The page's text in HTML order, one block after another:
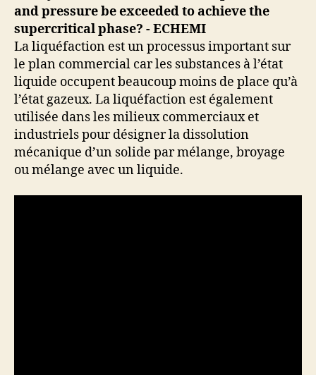
La liquéfaction est un processus important sur
le plan commercial car les substances à l’état
liquide occupent beaucoup moins de place qu’à
l’état gazeux. La liquéfaction est également
utilisée dans les milieux commerciaux et
industriels pour désigner la dissolution
mécanique d’un solide par mélange, broyage
ou mélange avec un liquide.